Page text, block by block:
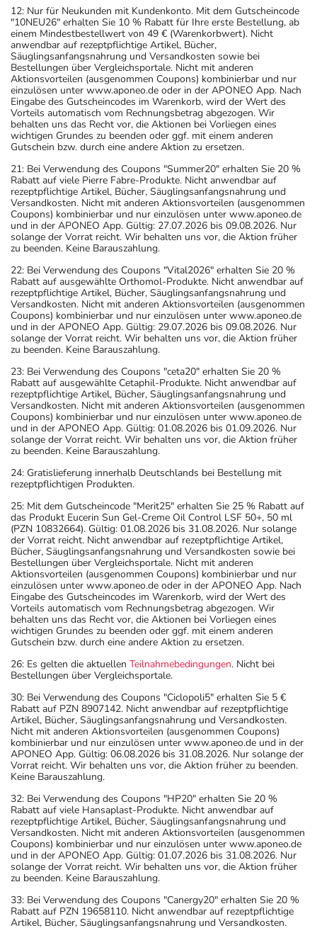
Sie den Zuckergehalt berücksichtigen.
- Es kann Arzneimittel geben, mit denen
Wechselwirkungen auftreten. Sie sollten deswegen
generell vor der Behandlung mit einem neuen
Arzneimittel jedes andere, das Sie bereits anwenden,
dem Arzt oder Apotheker angeben. Das gilt auch für
Arzneimittel, die Sie selbst kaufen, nur gelegentlich
anwenden oder deren Anwendung schon einige Zeit
zurückliegt.
- Auf Grapefruit sowie Grapefruit-Zubereitungen soll
während der Behandlung mit dem Medikament
vollständig verzichtet werden.
Bitte verwenden Sie dieses Arzneimittel nicht mehr nach
dem auf der Packung oder der Umverpackung
angegebenen Verfallsdatum. Das Verfallsdatum bezieht
sich auf den letzten Tag des angegebenen Monats.
12: Nur für Neukunden mit Kundenkonto. Mit dem Gutscheincode
"10NEU26" erhalten Sie 10 % Rabatt für Ihre erste Bestellung, ab
einem Mindestbestellwert von 49 € (Warenkorbwert). Nicht
anwendbar auf rezeptpflichtige Artikel, Bücher,
Säuglingsanfangsnahrung und Versandkosten sowie bei
Bestellungen über Vergleichsportale. Nicht mit anderen
Aktionsvorteilen (ausgenommen Coupons) kombinierbar und nur
einzulösen unter www.aponeo.de oder in der APONEO App. Nach
Eingabe des Gutscheincodes im Warenkorb, wird der Wert des
Vorteils automatisch vom Rechnungsbetrag abgezogen. Wir
behalten uns das Recht vor, die Aktionen bei Vorliegen eines
wichtigen Grundes zu beenden oder ggf. mit einem anderen
Gutschein bzw. durch eine andere Aktion zu ersetzen.
21: Bei Verwendung des Coupons "Summer20" erhalten Sie 20 %
Rabatt auf viele Pierre Fabre-Produkte. Nicht anwendbar auf
rezeptpflichtige Artikel, Bücher, Säuglingsanfangsnahrung und
Versandkosten. Nicht mit anderen Aktionsvorteilen (ausgenommen
Coupons) kombinierbar und nur einzulösen unter www.aponeo.de
und in der APONEO App. Gültig: 27.07.2026 bis 09.08.2026. Nur
solange der Vorrat reicht. Wir behalten uns vor, die Aktion früher
zu beenden. Keine Barauszahlung.
22: Bei Verwendung des Coupons "Vital2026" erhalten Sie 20 %
Rabatt auf ausgewählte Orthomol-Produkte. Nicht anwendbar auf
rezeptpflichtige Artikel, Bücher, Säuglingsanfangsnahrung und
Versandkosten. Nicht mit anderen Aktionsvorteilen (ausgenommen
Coupons) kombinierbar und nur einzulösen unter www.aponeo.de
und in der APONEO App. Gültig: 29.07.2026 bis 09.08.2026. Nur
solange der Vorrat reicht. Wir behalten uns vor, die Aktion früher
zu beenden. Keine Barauszahlung.
23: Bei Verwendung des Coupons "ceta20" erhalten Sie 20 %
Rabatt auf ausgewählte Cetaphil-Produkte. Nicht anwendbar auf
rezeptpflichtige Artikel, Bücher, Säuglingsanfangsnahrung und
Versandkosten. Nicht mit anderen Aktionsvorteilen (ausgenommen
Coupons) kombinierbar und nur einzulösen unter www.aponeo.de
und in der APONEO App. Gültig: 01.08.2026 bis 01.09.2026. Nur
solange der Vorrat reicht. Wir behalten uns vor, die Aktion früher
zu beenden. Keine Barauszahlung.
24: Gratislieferung innerhalb Deutschlands bei Bestellung mit
rezeptpflichtigen Produkten.
25: Mit dem Gutscheincode "Merit25" erhalten Sie 25 % Rabatt auf
das Produkt Eucerin Sun Gel-Creme Oil Control LSF 50+, 50 ml
(PZN 10832664). Gültig: 01.08.2026 bis 31.08.2026. Nur solange
der Vorrat reicht. Nicht anwendbar auf rezeptpflichtige Artikel,
Bücher, Säuglingsanfangsnahrung und Versandkosten sowie bei
Bestellungen über Vergleichsportale. Nicht mit anderen
Aktionsvorteilen (ausgenommen Coupons) kombinierbar und nur
einzulösen unter www.aponeo.de oder in der APONEO App. Nach
Eingabe des Gutscheincodes im Warenkorb, wird der Wert des
Vorteils automatisch vom Rechnungsbetrag abgezogen. Wir
behalten uns das Recht vor, die Aktionen bei Vorliegen eines
wichtigen Grundes zu beenden oder ggf. mit einem anderen
Gutschein bzw. durch eine andere Aktion zu ersetzen.
26: Es gelten die aktuellen Teilnahmebedingungen. Nicht bei
Bestellungen über Vergleichsportale.
30: Bei Verwendung des Coupons "Ciclopoli5" erhalten Sie 5 €
Rabatt auf PZN 8907142. Nicht anwendbar auf rezeptpflichtige
Artikel, Bücher, Säuglingsanfangsnahrung und Versandkosten.
Nicht mit anderen Aktionsvorteilen (ausgenommen Coupons)
kombinierbar und nur einzulösen unter www.aponeo.de und in der
APONEO App. Gültig: 06.08.2026 bis 31.08.2026. Nur solange der
Vorrat reicht. Wir behalten uns vor, die Aktion früher zu beenden.
Keine Barauszahlung.
32: Bei Verwendung des Coupons "HP20" erhalten Sie 20 %
Rabatt auf viele Hansaplast-Produkte. Nicht anwendbar auf
rezeptpflichtige Artikel, Bücher, Säuglingsanfangsnahrung und
Versandkosten. Nicht mit anderen Aktionsvorteilen (ausgenommen
Coupons) kombinierbar und nur einzulösen unter www.aponeo.de
und in der APONEO App. Gültig: 01.07.2026 bis 31.08.2026. Nur
solange der Vorrat reicht. Wir behalten uns vor, die Aktion früher
zu beenden. Keine Barauszahlung.
33: Bei Verwendung des Coupons "Canergy20" erhalten Sie 20 %
Rabatt auf PZN 19658110. Nicht anwendbar auf rezeptpflichtige
Artikel, Bücher, Säuglingsanfangsnahrung und Versandkosten.